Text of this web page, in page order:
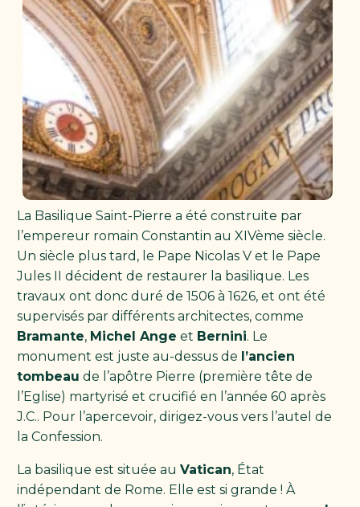
La Basilique Saint-Pierre a été construite par
l’empereur romain Constantin au XIVème siècle.
Un siècle plus tard, le Pape Nicolas V et le Pape
Jules II décident de restaurer la basilique. Les
travaux ont donc duré de 1506 à 1626, et ont été
supervisés par différents architectes, comme
Bramante, Michel Ange et Bernini. Le
monument est juste au-dessus de l’ancien
tombeau de l’apôtre Pierre (première tête de
l’Eglise) martyrisé et crucifié en l’année 60 après
J.C.. Pour l’apercevoir, dirigez-vous vers l’autel de
la Confession.
La basilique est située au Vatican, État
indépendant de Rome. Elle est si grande ! À